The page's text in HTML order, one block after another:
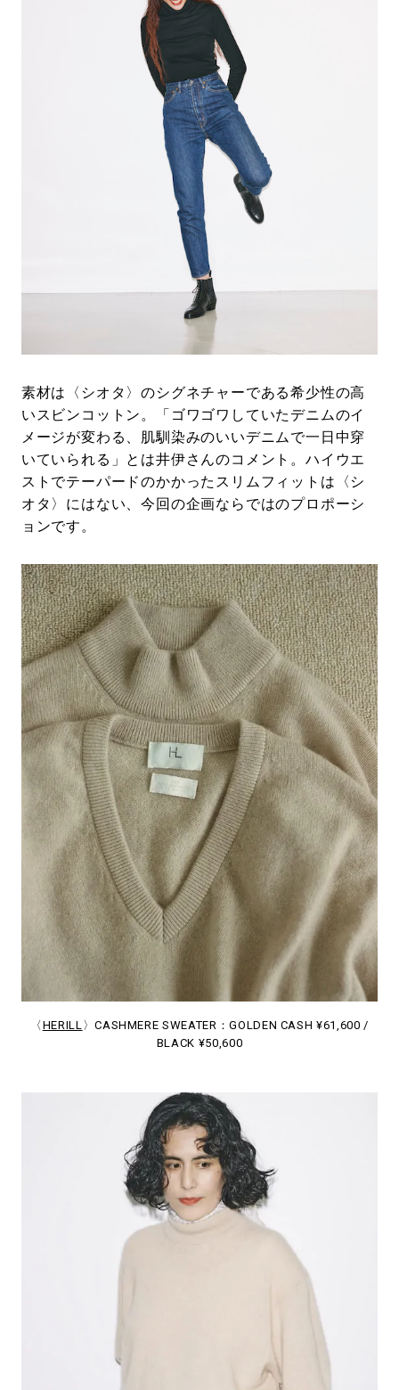
素材は〈シオタ〉のシグネチャーである希少性の高
いスビンコットン。「ゴワゴワしていたデニムのイ
メージが変わる、肌馴染みのいいデニムで一日中穿
いていられる」とは井伊さんのコメント。ハイウエ
ストでテーパードのかかったスリムフィットは〈シ
オタ〉にはない、今回の企画ならではのプロポーシ
ョンです。
〈 HERILL 〉CASHMERE SWEATER：GOLDEN CASH ¥61,600 /
BLACK ¥50,600